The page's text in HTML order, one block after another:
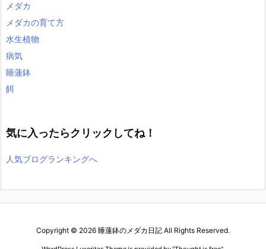
メダカ
メダカの育て方
水生植物
病気
睡蓮鉢
餌
気に入ったらクリックしてね！
人気ブログランキングへ
Copyright © 2026 睡蓮鉢のメダカ日記 All Rights Reserved.